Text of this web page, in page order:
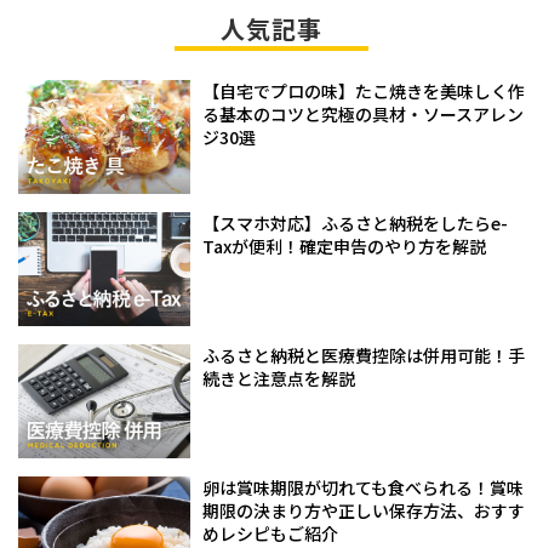
人気記事
【自宅でプロの味】たこ焼きを美味しく作
る基本のコツと究極の具材・ソースアレン
ジ30選
【スマホ対応】ふるさと納税をしたらe-
Taxが便利！確定申告のやり方を解説
ふるさと納税と医療費控除は併用可能！手
続きと注意点を解説
卵は賞味期限が切れても食べられる！賞味
期限の決まり方や正しい保存方法、おすす
めレシピもご紹介